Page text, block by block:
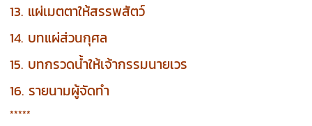
13. แผ่เมตตาให้สรรพสัตว์
14. บทแผ่ส่วนกุศล
15. บทกรวดน้ำให้เจ้ากรรมนายเวร
16. รายนามผู้จัดทำ
*****